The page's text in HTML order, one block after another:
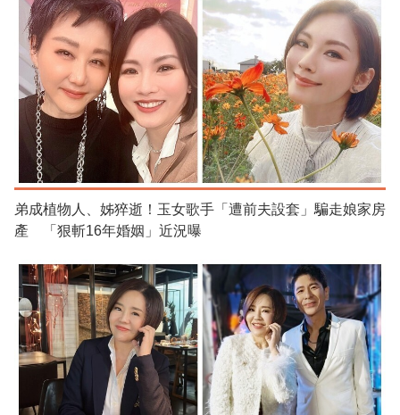
弟成植物人、姊猝逝！玉女歌手「遭前夫設套」騙走娘家房
產 「狠斬16年婚姻」近況曝